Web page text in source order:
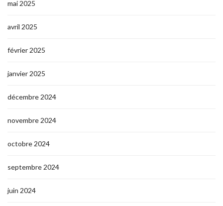
mai 2025
avril 2025
février 2025
janvier 2025
décembre 2024
novembre 2024
octobre 2024
septembre 2024
juin 2024